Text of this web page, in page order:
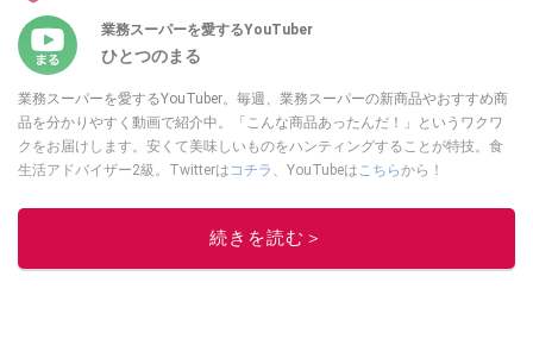
業務スーパーを愛するYouTuber
ひとつのまる
業務スーパーを愛するYouTuber。毎週、業務スーパーの新商品やおすすめ商
品を分かりやすく動画で紹介中。「こんな商品あったんだ！」というワクワ
クをお届けします。安くて美味しいものをハンティングすることが特技。食
生活アドバイザー2級。Twitterは コチラ 、YouTubeは こちらから！
このイチオシストの他の記事を読む
続きを読む＞